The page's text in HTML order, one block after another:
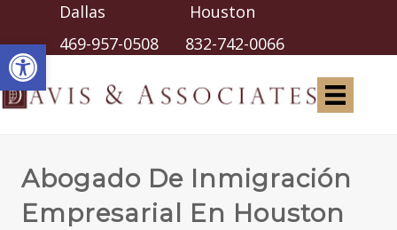
Abrir barra de herramientas
Dallas Houston
469-957-0508 832-742-0066
Abogado De Inmigración
Empresarial En Houston